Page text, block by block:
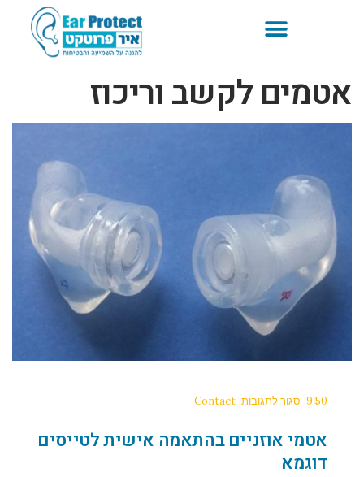
אטמים לקשב וריכוז
9:50 סגור לתגובות Contact
אטמי אוזניים בהתאמה אישית לטייסים
דוגמא